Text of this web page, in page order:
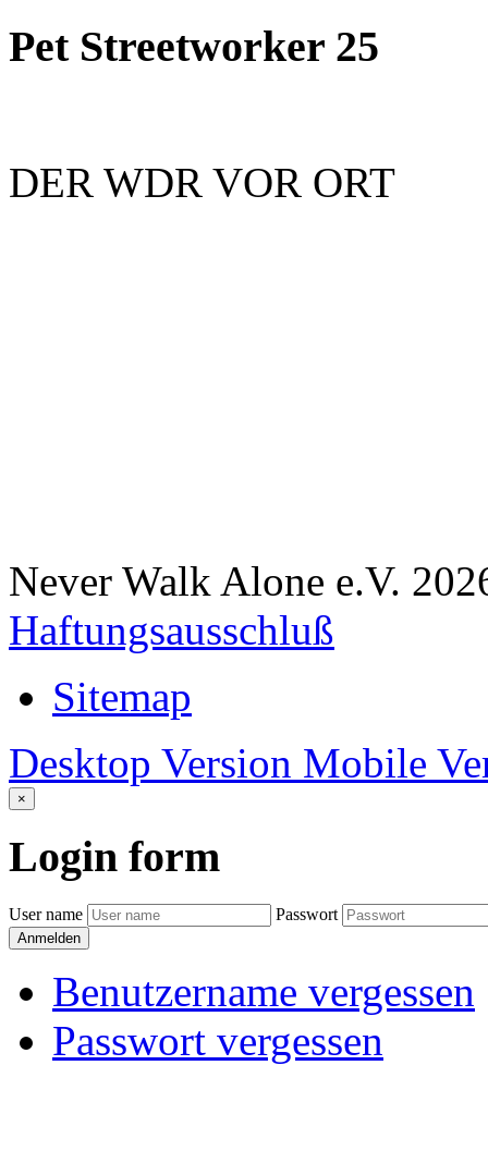
Pet Streetworker 25
DER WDR VOR ORT
Never Walk Alone e.V.
Haftungsausschluß
Sitemap
Desktop Version Mobile
×
Login form
User name Passwort
Anmelden
Benutzername vergessen
Passwort vergessen